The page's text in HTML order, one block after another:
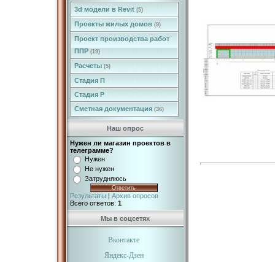
3d модели в Revit (5)
Проекты жилых домов (9)
Проект производства работ
ППР (19)
Расчеты (5)
Стадия П
Стадия Р
Сметная документация (36)
Наш опрос
Нужен ли магазин проектов в
телеграмме?
Нужен
Не нужен
Затрудняюсь
Результаты | Архив опросов
Всего ответов: 1
Мы в соцсетях
Вконтакте
Яндекс-Дзен